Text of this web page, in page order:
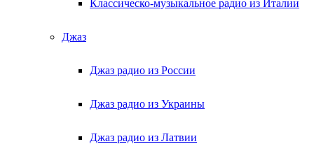
Классическо-музыкальное радио из Италии
Джаз
Джаз радио из России
Джаз радио из Украины
Джаз радио из Латвии